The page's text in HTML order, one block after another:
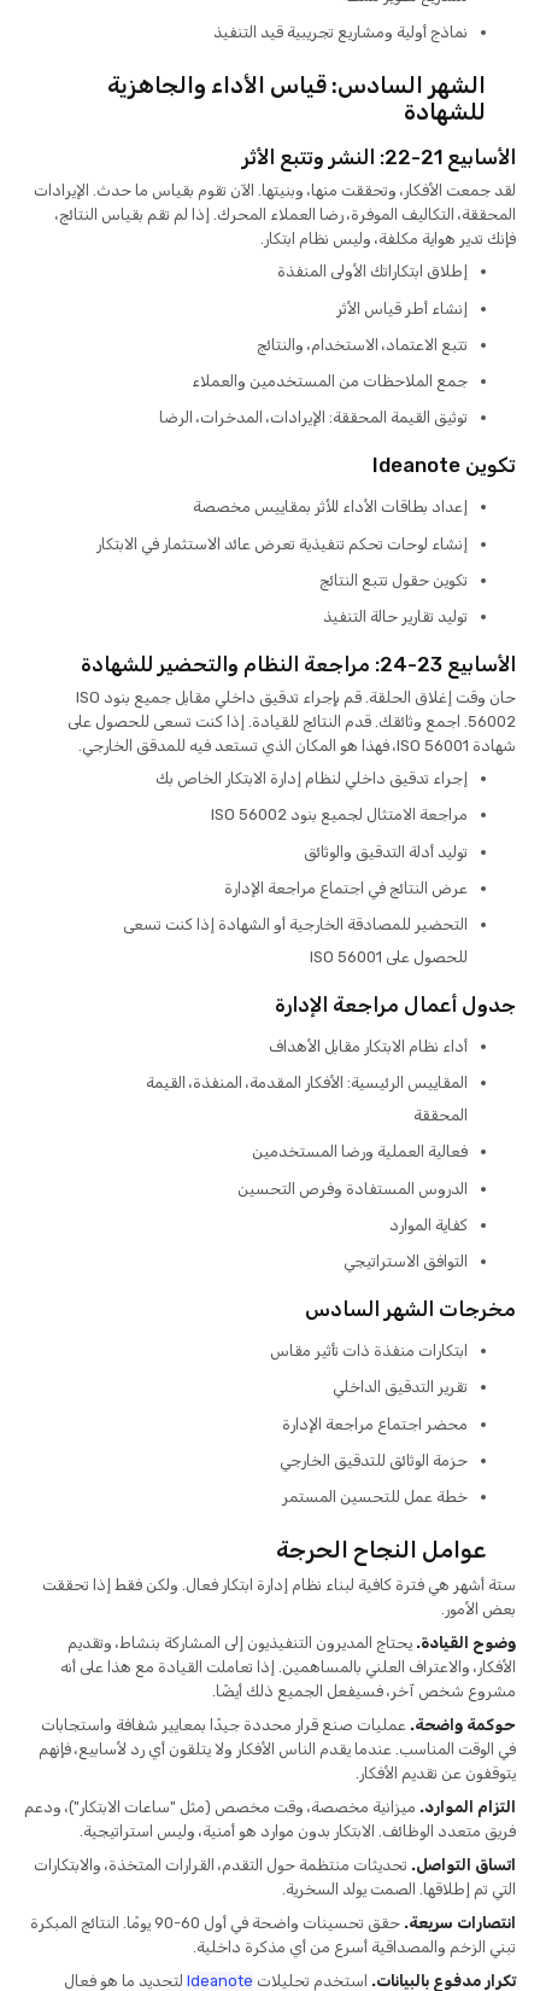
نماذج أولية ومشاريع تجريبية قيد التنفيذ
الشهر السادس: قياس الأداء والجاهزية
للشهادة
الأسابيع 21-22: النشر وتتبع الأثر
لقد جمعت الأفكار، وتحققت منها، وبنيتها. الآن تقوم بقياس ما حدث. الإيرادات
المحققة، التكاليف الموفرة، رضا العملاء المحرك. إذا لم تقم بقياس النتائج،
فإنك تدير هواية مكلفة، وليس نظام ابتكار.
إطلاق ابتكاراتك الأولى المنفذة
إنشاء أطر قياس الأثر
تتبع الاعتماد، الاستخدام، والنتائج
جمع الملاحظات من المستخدمين والعملاء
توثيق القيمة المحققة: الإيرادات، المدخرات، الرضا
تكوين Ideanote
إعداد بطاقات الأداء للأثر بمقاييس مخصصة
إنشاء لوحات تحكم تنفيذية تعرض عائد الاستثمار في الابتكار
تكوين حقول تتبع النتائج
توليد تقارير حالة التنفيذ
الأسابيع 23-24: مراجعة النظام والتحضير للشهادة
حان وقت إغلاق الحلقة. قم بإجراء تدقيق داخلي مقابل جميع بنود ISO
56002. اجمع وثائقك. قدم النتائج للقيادة. إذا كنت تسعى للحصول على
شهادة ISO 56001، فهذا هو المكان الذي تستعد فيه للمدقق الخارجي.
إجراء تدقيق داخلي لنظام إدارة الابتكار الخاص بك
مراجعة الامتثال لجميع بنود ISO 56002
توليد أدلة التدقيق والوثائق
عرض النتائج في اجتماع مراجعة الإدارة
التحضير للمصادقة الخارجية أو الشهادة إذا كنت تسعى
للحصول على ISO 56001
جدول أعمال مراجعة الإدارة
أداء نظام الابتكار مقابل الأهداف
المقاييس الرئيسية: الأفكار المقدمة، المنفذة، القيمة
المحققة
فعالية العملية ورضا المستخدمين
الدروس المستفادة وفرص التحسين
كفاية الموارد
التوافق الاستراتيجي
مخرجات الشهر السادس
ابتكارات منفذة ذات تأثير مقاس
تقرير التدقيق الداخلي
محضر اجتماع مراجعة الإدارة
حزمة الوثائق للتدقيق الخارجي
خطة عمل للتحسين المستمر
عوامل النجاح الحرجة
ستة أشهر هي فترة كافية لبناء نظام إدارة ابتكار فعال. ولكن فقط إذا تحققت
بعض الأمور.
وضوح القيادة. يحتاج المديرون التنفيذيون إلى المشاركة بنشاط، وتقديم
الأفكار، والاعتراف العلني بالمساهمين. إذا تعاملت القيادة مع هذا على أنه
مشروع شخص آخر، فسيفعل الجميع ذلك أيضًا.
حوكمة واضحة. عمليات صنع قرار محددة جيدًا بمعايير شفافة واستجابات
في الوقت المناسب. عندما يقدم الناس الأفكار ولا يتلقون أي رد لأسابيع، فإنهم
يتوقفون عن تقديم الأفكار.
التزام الموارد. ميزانية مخصصة، وقت مخصص (مثل "ساعات الابتكار")، ودعم
فريق متعدد الوظائف. الابتكار بدون موارد هو أمنية، وليس استراتيجية.
اتساق التواصل. تحديثات منتظمة حول التقدم، القرارات المتخذة، والابتكارات
التي تم إطلاقها. الصمت يولد السخرية.
انتصارات سريعة.
حقق تحسينات واضحة في أول 60-90 يومًا. النتائج المبكرة
تبني الزخم والمصداقية أسرع من أي مذكرة داخلية.
تكرار مدفوع بالبيانات. استخدم تحليلات Ideanote لتحديد ما هو فعال